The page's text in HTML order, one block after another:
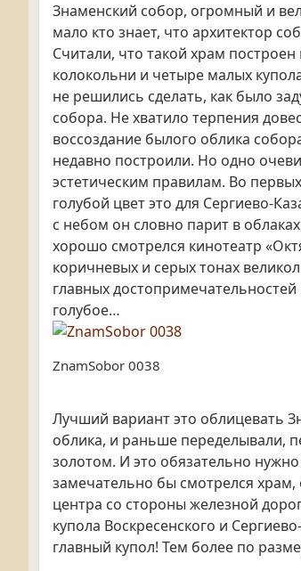
Знаменский собор, огромный и
мало кто знает, что архитектор
Считали, что такой храм
колокольни и четыре малых
не решились сделать, как было
собора. Не хватило терпения
воссоздание былого облика
недавно построили. Но одно
эстетическим правилам. Во
голубой цвет это для Сергиево-
с небом он словно парит в
хорошо смотрелся кинотеатр
коричневых и серых тонах
главных
голубое…
ZnamSobor 0038
Лучший вариант это облицевать
облика, и раньше переделывали,
золотом. И это обязательно
замечательно бы смотрелся храм,
центра со стороны железной
купола Воскресенского и
главный купол! Тем более по